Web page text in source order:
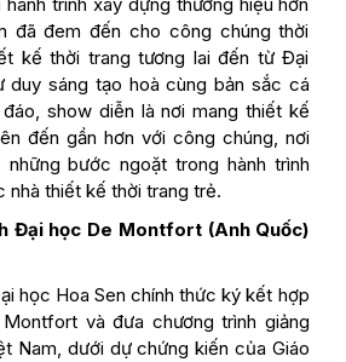
đã đem đến cho công chúng thời
kế thời trang tương lai đến từ Đại
duy sáng tạo hoà cùng bản sắc cá
show diễn là nơi mang thiết kế
đến gần hơn với công chúng, nơi
bước ngoặt trong hành trình
nhà thiết kế thời trang trẻ.
Đại học De Montfort (Anh Quốc)
học Hoa Sen chính thức ký kết hợp
và đưa chương trình giảng
Nam, dưới dự chứng kiến của Giáo